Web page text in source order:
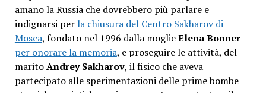
amano la Russia che dovrebbero più parlare e
indignarsi per la chiusura del Centro Sakharov di
Mosca, fondato nel 1996 dalla moglieElena Bonner
per onorare la memoria, e proseguire le attività, del
maritoAndrey Sakharov, il fisico che aveva
partecipato alle sperimentazioni delle prime bombe